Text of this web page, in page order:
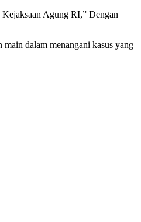
Kejaksaan Agung RI,” Dengan
dalam menangani kasus yang